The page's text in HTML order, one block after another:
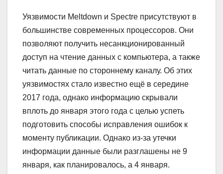
Уязвимости Meltdown и Spectre присутствуют в
большинстве современных процессоров. Они
позволяют получить несанкционированный
доступ на чтение данных с компьютера, а также
читать данные по стороннему каналу. Об этих
уязвимостях стало известно ещё в середине
2017 года, однако информацию скрывали
вплоть до января этого года с целью успеть
подготовить способы исправления ошибок к
моменту публикации. Однако из-за утечки
информации данные были разглашены не 9
января, как планировалось, а 4 января.